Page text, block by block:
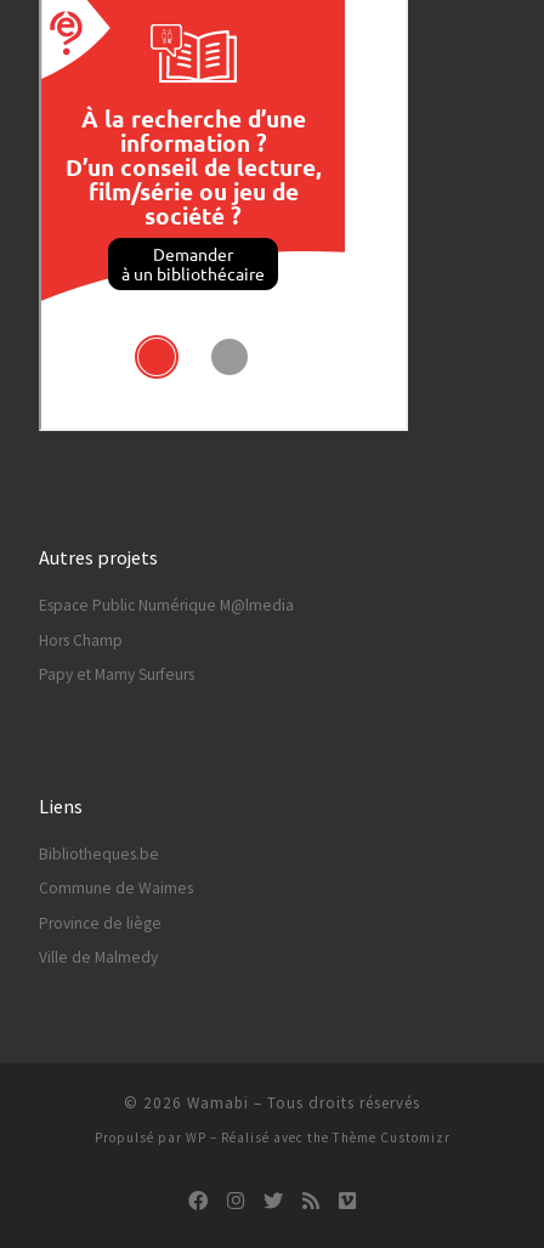
Autres projets
Espace Public Numérique M@lmedia
Hors Champ
Papy et Mamy Surfeurs
Liens
Bibliotheques.be
Commune de Waimes
Province de liège
Ville de Malmedy
© 2026 Wamabi – Tous droits réservés
Propulsé par WP – Réalisé avec the Thème Customizr